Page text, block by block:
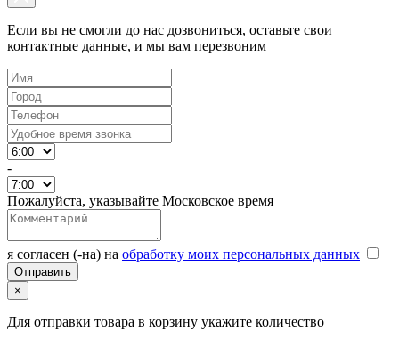
Если вы не смогли до нас дозвониться, оставьте свои
контактные данные, и мы вам перезвоним
-
Пожалуйста, указывайте Московское время
я согласен (-на) на обработку моих персональных данных
×
Для отправки товара в корзину укажите количество